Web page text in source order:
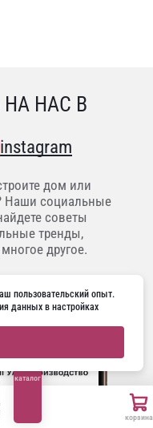
каталог
корзина
НАС В
instagram
дом или
Наши социальные
советы
тренды,
другое.
пользовательский опыт.
данных в настройках